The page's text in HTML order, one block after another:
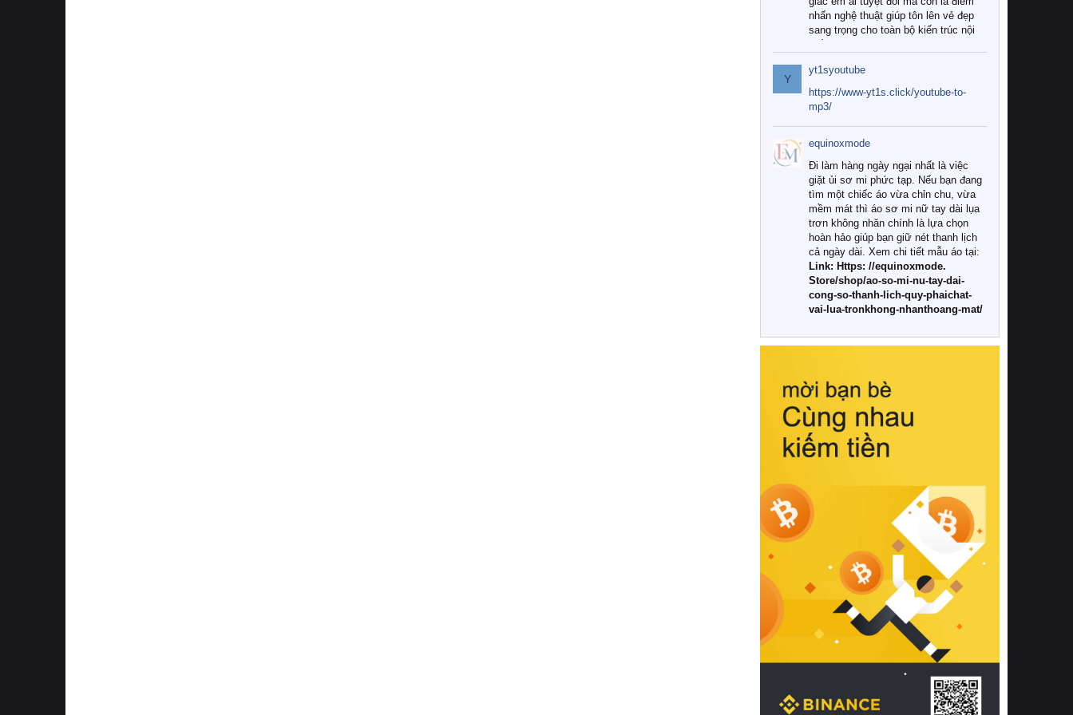
nhấn nghệ thuật giúp tôn lên vẻ đẹp
sang trọng cho toàn bộ kiến trúc nội
Tuy nhiên, giữa thị trường đa dạng
với vô vàn thương hiệu và mẫu mã
như hiện nay, làm thế nào để chọn
được những bộ chăn ga gối đệm cao
cấp thực sự chất lượng, phù hợp với
khí hậu và nhu cầu sử dụng của gia
đình? Hãy cùng chúng tôi đi tìm lời
giải đáp chi tiết qua bài viết dưới đây.
1. Tại sao các gia đình hiện đại lại ưa
chuộng chăn ga gối đệm cao cấp?
Khác với các dòng sản phẩm thông
thường, những bộ chăn ga gối đệm
cao cấp trải qua quy trình sản xuất
nghiêm ngặt từ khâu chọn lọc nguyên
liệu tự nhiên đến công nghệ dệt
nhuộm hiện đại không chứa hóa chất
này, bạn sẽ cảm nhận rõ rệt sự khác
hồi chuẩn xác của phần đệm nâng đỡ
cột sống.
Bên cạnh đó, việc lựa chọn các dòng
sản phẩm đạt chuẩn chất lượng quốc
tế còn giúp ngăn ngừa tình trạng kích
khuẩn và nấm mốc trong điều kiện
thời tiết nóng ẩm. Bạn có thể tìm hiểu
thêm các nghiên cứu khoa học về tác
động của giấc ngủ và môi trường
phòng ngủ đối với sức khỏe con
người tại Sleep Foundation (External
Link) để có cái nhìn toàn diện hơn.
2. Các tiêu chí vàng khi lựa chọn
chăn ga gối đệm cao cấp cho phòng
ngủ
Để sở hữu một bộ chăn ga gối đệm
cao cấp hoàn hảo cả về thẩm mỹ lẫn
công năng, người tiêu dùng cần cân
nhắc kỹ lưỡng các tiêu chí quan trọng
Y
yt1syoutube
https://www-yt1s.click/youtube-to-
mp3/
equinoxmode
Đi làm hàng ngày ngại nhất là việc
giặt ủi sơ mi phức tạp. Nếu bạn đang
tìm một chiếc áo vừa chỉn chu, vừa
mềm mát thì áo sơ mi nữ tay dài lụa
trơn không nhăn chính là lựa chọn
hoàn hảo giúp bạn giữ nét thanh lịch
cả ngày dài. Xem chi tiết mẫu áo tại:
Link: Https: //equinoxmode.
Store/shop/ao-so-mi-nu-tay-dai-
cong-so-thanh-lich-quy-phaichat-
vai-lua-tronkhong-nhanthoang-mat/